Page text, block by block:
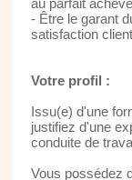
- Être le garant
satisfaction client
Votre profil :
Issu(e) d'une
justifiez d'une
conduite de
Vous possédez